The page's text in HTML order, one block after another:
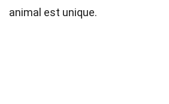
animal est unique.